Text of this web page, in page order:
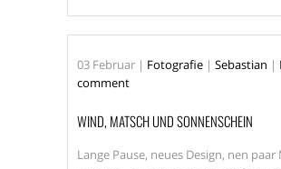
03 Februar | Fotografie | Sebastian |
comment
WIND, MATSCH UND SONNENSCHEIN
Lange Pause, neues Design, nen paar